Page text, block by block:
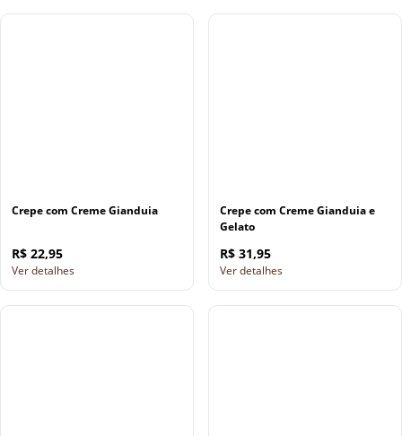
Crepe com Creme Gianduia
R$ 22,95
Ver detalhes
Crepe com Creme Gianduia e
Gelato
R$ 31,95
Ver detalhes